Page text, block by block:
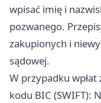
wpisać imię i
pozwanego.
zakupionych i
sądowej.
W przypadku
kodu BIC (SWIFT):